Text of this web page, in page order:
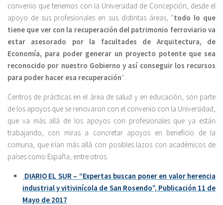
convenio que tenemos con la Universidad de Concepción, desde el
apoyo de sus profesionales en sus distintas áreas, “todo lo que
tiene que ver con la recuperación del patrimonio ferroviario va
estar asesorado por la facultades de Arquitectura, de
Economía, para poder generar un proyecto potente que sea
reconocido por nuestro Gobierno y así conseguir los recursos
para poder hacer esa recuperación“.
Centros de prácticas en el área de salud y en educación, son parte
de los apoyos que se renovaron con el convenio con la Universidad,
que va más allá de los apoyos con profesionales que ya están
trabajando, con miras a concretar apoyos en beneficio de la
comuna, que irían más allá con posibles lazos con académicos de
países como España, entre otros.
DIARIO EL SUR – “Expertas buscan poner en valor herencia
industrial y vitivinícola de San Rosendo”, Publicación 11 de
Mayo de 2017